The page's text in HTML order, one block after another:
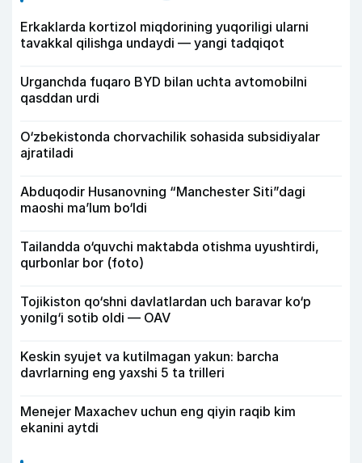
Erkaklarda kortizol miqdorining yuqoriligi ularni
tavakkal qilishga undaydi — yangi tadqiqot
Urganchda fuqaro BYD bilan uchta avtomobilni
qasddan urdi
O‘zbekistonda chorvachilik sohasida subsidiyalar
ajratiladi
Abduqodir Husanovning “Manchester Siti”dagi
maoshi ma’lum bo‘ldi
Tailandda o‘quvchi maktabda otishma uyushtirdi,
qurbonlar bor (foto)
Tojikiston qo‘shni davlatlardan uch baravar ko‘p
yonilg‘i sotib oldi — OAV
Keskin syujet va kutilmagan yakun: barcha
davrlarning eng yaxshi 5 ta trilleri
Menejer Maxachev uchun eng qiyin raqib kim
ekanini aytdi